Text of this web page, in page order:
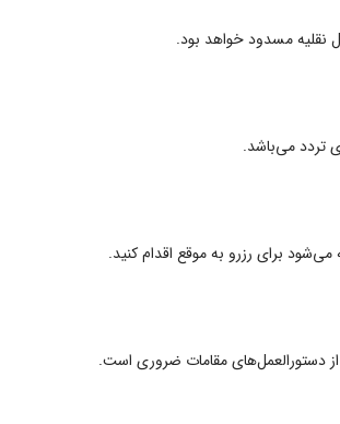
نقلیه مسدود خواهد بود.
تردد می‌باشد.
برای رزرو به موقع اقدام کنید.
دستورالعمل‌های مقامات ضروری است.